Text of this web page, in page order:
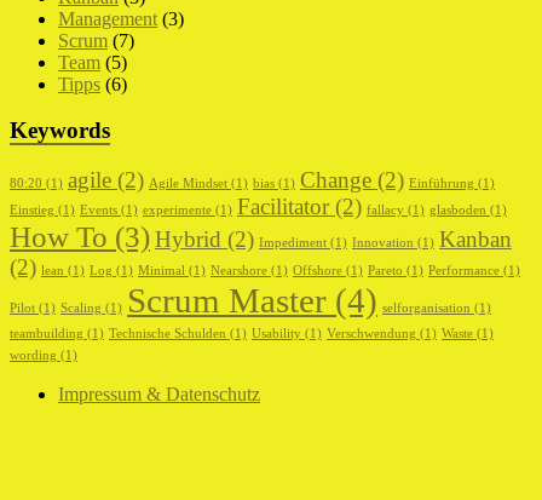
Management (3)
Scrum (7)
Team (5)
Tipps (6)
Keywords
80:20 (1) agile (2) Agile Mindset (1) bias (1) Change (2) Einführung (1)
Einstieg (1) Events (1) experimente (1) Facilitator (2) fallacy (1) glasboden (1)
How To (3)Hybrid (2) Impediment (1) Innovation (1) Kanban
(2) lean (1) Log (1) Minimal (1) Nearshore (1) Offshore (1) Pareto (1) Performance (1)
Pilot (1) Scaling (1) Scrum Master (4) selforganisation (1)
teambuilding (1) Technische Schulden (1) Usability (1) Verschwendung (1) Waste (1)
wording (1)
Impressum & Datenschutz